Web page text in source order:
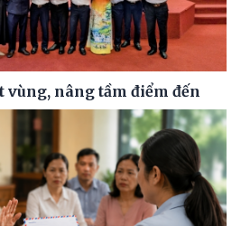
nâng tầm điểm đến